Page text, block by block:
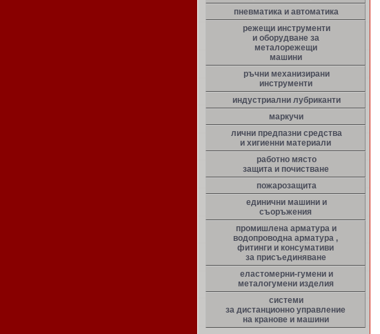
пневматика и автоматика
режещи инструменти
и оборудване за
металорежещи
машини
ръчни механизирани
инструменти
индустриални лубриканти
маркучи
лични предпазни средства
и хигиенни материали
работно място
защита и почистване
пожарозащита
единични машини и
съоръжения
промишлена арматура и
водопроводна арматура ,
фитинги и консумативи
за присъединяване
еластомерни-гумени и
металогумени изделия
системи
за дистанционно управление
на кранове и машини